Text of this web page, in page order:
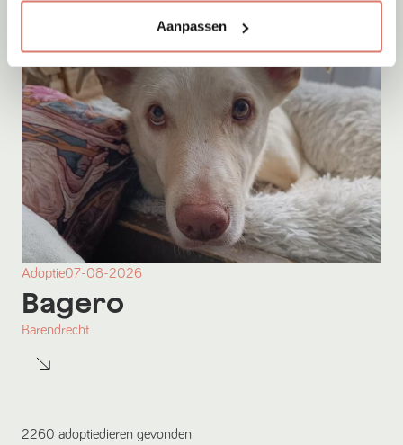
Aanpassen
Adoptie07-08-2026
Bagero
Barendrecht
2260 adoptiedieren gevonden